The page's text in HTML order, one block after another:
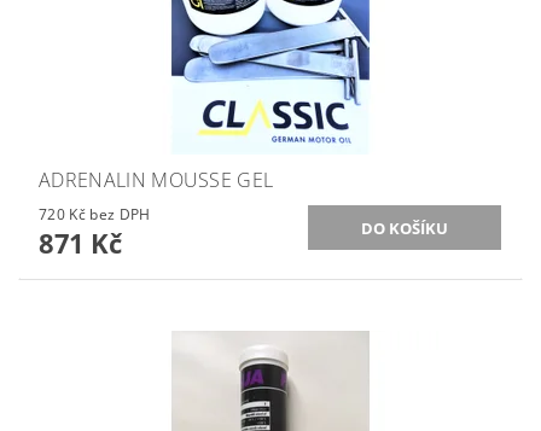
ADRENALIN MOUSSE GEL
720 Kč bez DPH
871 Kč